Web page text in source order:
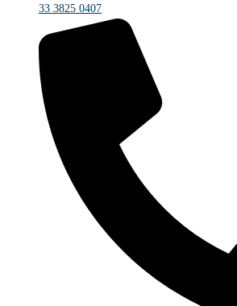
33 3825 0407